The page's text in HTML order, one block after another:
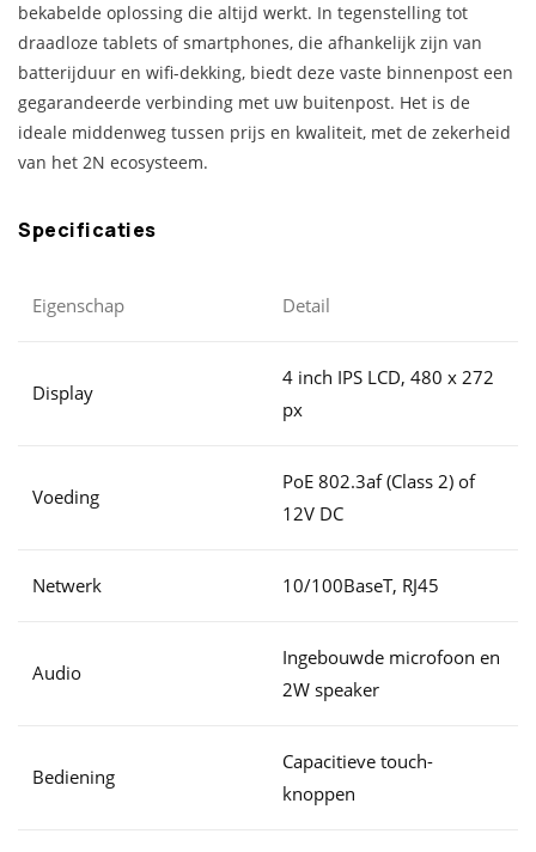
bekabelde oplossing die altijd werkt. In tegenstelling tot
draadloze tablets of smartphones, die afhankelijk zijn van
batterijduur en wifi-dekking, biedt deze vaste binnenpost een
gegarandeerde verbinding met uw buitenpost. Het is de
ideale middenweg tussen prijs en kwaliteit, met de zekerheid
van het 2N ecosysteem.
Specificaties
Eigenschap Detail
Display
4 inch IPS LCD, 480 x 272
px
Voeding
PoE 802.3af (Class 2) of
12V DC
Netwerk 10/100BaseT, RJ45
Audio
Ingebouwde microfoon en
2W speaker
Bediening
Capacitieve touch-
knoppen